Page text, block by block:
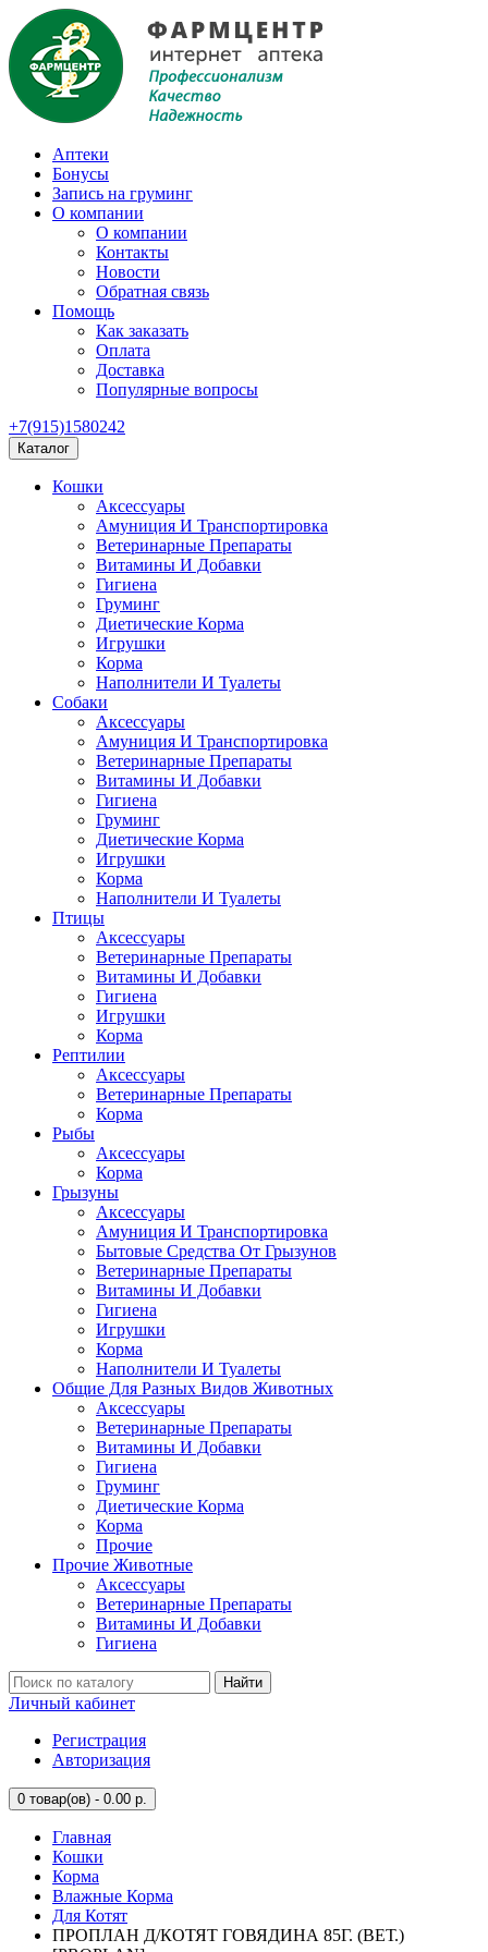
Аптеки
Бонусы
Запись на груминг
О компании
О компании
Контакты
Новости
Обратная связь
Помощь
Как заказать
Оплата
Доставка
Популярные вопросы
+7(915)1580242
Каталог
Кошки
Аксессуары
Амуниция И Транспортировка
Ветеринарные Препараты
Витамины И Добавки
Гигиена
Груминг
Диетические Корма
Игрушки
Корма
Наполнители И Туалеты
Собаки
Аксессуары
Амуниция И Транспортировка
Ветеринарные Препараты
Витамины И Добавки
Гигиена
Груминг
Диетические Корма
Игрушки
Корма
Наполнители И Туалеты
Птицы
Аксессуары
Ветеринарные Препараты
Витамины И Добавки
Гигиена
Игрушки
Корма
Рептилии
Аксессуары
Ветеринарные Препараты
Корма
Рыбы
Аксессуары
Корма
Грызуны
Аксессуары
Амуниция И Транспортировка
Бытовые Средства От Грызунов
Ветеринарные Препараты
Витамины И Добавки
Гигиена
Игрушки
Корма
Наполнители И Туалеты
Общие Для Разных Видов Животных
Аксессуары
Ветеринарные Препараты
Витамины И Добавки
Гигиена
Груминг
Диетические Корма
Корма
Прочие
Прочие Животные
Аксессуары
Ветеринарные Препараты
Витамины И Добавки
Гигиена
Найти
Личный кабинет
Регистрация
Авторизация
0 товар(ов) - 0.00 р.
Главная
Кошки
Корма
Влажные Корма
Для Котят
ПРОПЛАН Д/КОТЯТ ГОВЯДИНА 85Г. (ВЕТ.)